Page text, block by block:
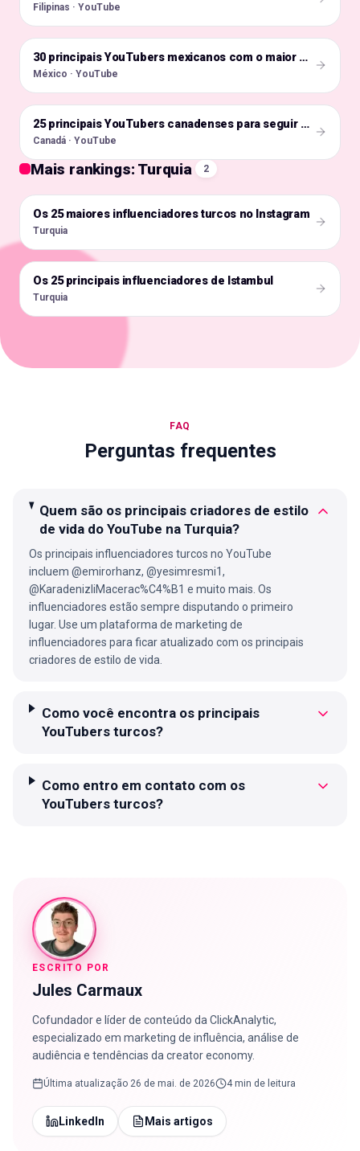
Filipinas · YouTube
🇲🇽 30 principais YouTubers mexicanos com o maior número de assinantes
México · YouTube
🇨🇦 25 principais YouTubers canadenses para seguir este ano
Canadá · YouTube
Mais rankings: Turquia 2
🇹🇷
Os 25 maiores influenciadores turcos no Instagram
Turquia
🇹🇷
Os 25 principais influenciadores de Istambul
Turquia
FAQ
Perguntas frequentes
Quem são os principais criadores de estilo
de vida do YouTube na Turquia?
Os principais influenciadores turcos no YouTube
incluem @emirorhanz, @yesimresmi1,
@KaradenizliMacerac%C4%B1 e muito mais. Os
influenciadores estão sempre disputando o primeiro
lugar. Use um plataforma de marketing de
influenciadores para ficar atualizado com os principais
criadores de estilo de vida.
Como você encontra os principais
YouTubers turcos?
Como entro em contato com os
YouTubers turcos?
ESCRITO POR
Jules Carmaux
Cofundador e líder de conteúdo da ClickAnalytic,
especializado em marketing de influência, análise de
audiência e tendências da creator economy.
Última atualização 26 de mai. de 2026 4 min de leitura
LinkedIn Mais artigos